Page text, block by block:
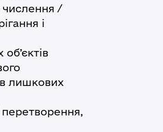
числення /
і
лишкових
перетворення,